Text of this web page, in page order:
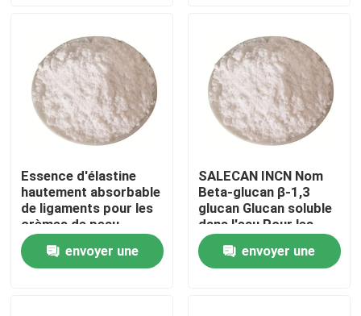
Visite d'usine
Contrôle de qualité
Demandez une citation
Monomère de Polyimide
Essence d'élastine
hautement absorbable
de ligaments pour les
crèmes de peau
rétablissant
l'élasticitéenvoyer une
SALECAN INCN Nom
Beta-glucan β-1,3
glucan Glucan soluble
dans l'eau Pour les
cosmétiques
envoyer une